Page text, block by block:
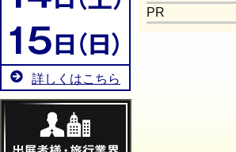
詳しくはこちら
PR